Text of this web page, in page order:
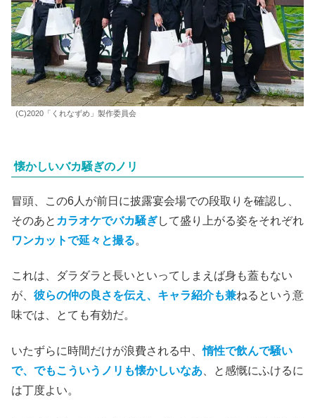
(C)2020「くれなずめ」製作委員会
懐かしいバカ騒ぎのノリ
冒頭、この6人が前日に披露宴会場での段取りを確認し、
そのあと カラオケでバカ騒ぎして盛り上がる姿をそれぞれ
ワンカットで延々と撮る。
これは、ダラダラと長いといってしまえば身も蓋もない
が、 彼らの仲の良さを伝え、キャラ紹介も兼ねるという意
味では、とても有効だ。
いたずらに時間だけが浪費される中、惰性で飲んで騒い
で、でもこういうノリも懐かしいなあ 、と感慨にふけるに
は丁度よい。